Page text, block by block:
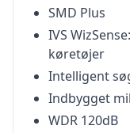
SMD Plus
IVS
køretøjer
Intelligent
Indbygget
WDR 120dB